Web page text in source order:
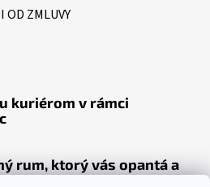
OD ZMLUVY
kuriérom v rámci
rum, ktorý vás opantá a